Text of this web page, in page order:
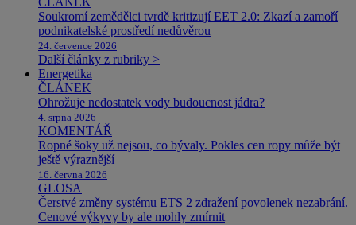
Soukromí zemědělci tvrdě kritizují EET 2.0: Zkazí a zamoří
podnikatelské prostředí nedůvěrou
24. července 2026
Další články z rubriky >
Energetika
ČLÁNEK
Ohrožuje nedostatek vody budoucnost jádra?
4. srpna 2026
KOMENTÁŘ
Ropné šoky už nejsou, co bývaly. Pokles cen ropy může být
ještě výraznější
16. června 2026
GLOSA
Čerstvé změny systému ETS 2 zdražení povolenek nezabrání.
Cenové výkyvy by ale mohly zmírnit